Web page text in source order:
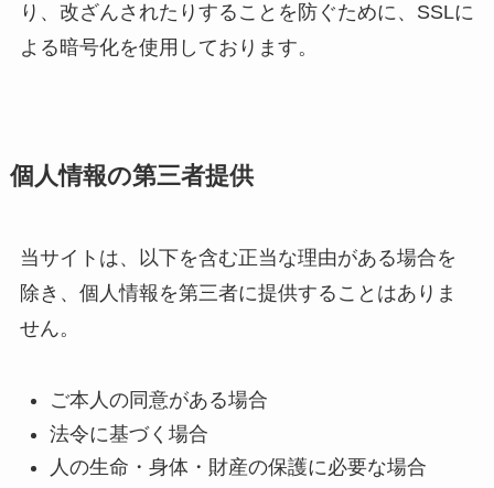
り、改ざんされたりすることを防ぐために、SSLに
よる暗号化を使用しております。
個人情報の第三者提供
当サイトは、以下を含む正当な理由がある場合を
除き、個人情報を第三者に提供することはありま
せん。
ご本人の同意がある場合
法令に基づく場合
人の生命・身体・財産の保護に必要な場合